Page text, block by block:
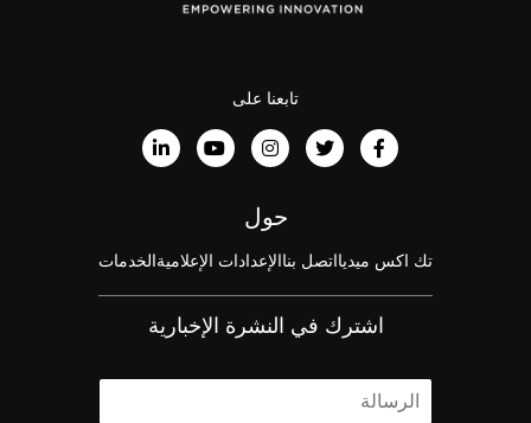
تابعنا على
حول
تك اكس ميديااتصل بناالإعدادات الإعلاميةالخدمات
اشترك في النشرة الإخبارية